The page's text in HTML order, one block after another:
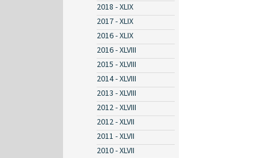
2018 - XLIX
2017 - XLIX
2016 - XLIX
2016 - XLVIII
2015 - XLVIII
2014 - XLVIII
2013 - XLVIII
2012 - XLVIII
2012 - XLVII
2011 - XLVII
2010 - XLVII